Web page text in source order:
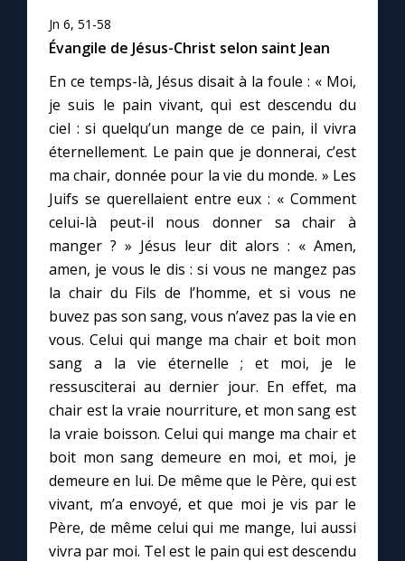
Jn 6, 51-58
Évangile de Jésus-Christ selon saint Jean
En ce temps-là, Jésus disait à la foule : « Moi,
je suis le pain vivant, qui est descendu du
ciel : si quelqu’un mange de ce pain, il vivra
éternellement. Le pain que je donnerai, c’est
ma chair, donnée pour la vie du monde. » Les
Juifs se querellaient entre eux : « Comment
celui-là peut-il nous donner sa chair à
manger ? » Jésus leur dit alors : « Amen,
amen, je vous le dis : si vous ne mangez pas
la chair du Fils de l’homme, et si vous ne
buvez pas son sang, vous n’avez pas la vie en
vous. Celui qui mange ma chair et boit mon
sang a la vie éternelle ; et moi, je le
ressusciterai au dernier jour. En effet, ma
chair est la vraie nourriture, et mon sang est
la vraie boisson. Celui qui mange ma chair et
boit mon sang demeure en moi, et moi, je
demeure en lui. De même que le Père, qui est
vivant, m’a envoyé, et que moi je vis par le
Père, de même celui qui me mange, lui aussi
vivra par moi. Tel est le pain qui est descendu